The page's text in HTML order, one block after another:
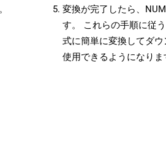
変換が完了したら、
す。 これらの手順に従
式に簡単に変換してダ
使用できるようになりま